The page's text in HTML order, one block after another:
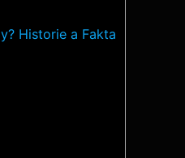
Historie a Fakta